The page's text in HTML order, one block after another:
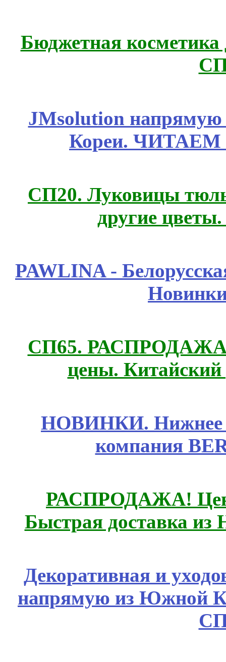
Бюджетная косметика
JMsolution
Кореи.
СП20. Луковицы
другие
PAWLINA -
СП65. РАСПРОДАЖА!
цены.
НОВИНКИ. Нижнее
компания
РАСПРОДАЖА!
Быстрая доставка из
Декоративная и
напрямую из